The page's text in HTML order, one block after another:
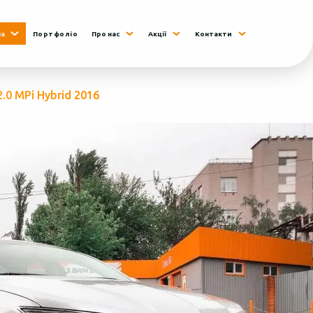
Портфоліо Про нас Акції Контакти
MPi Hybrid 2016